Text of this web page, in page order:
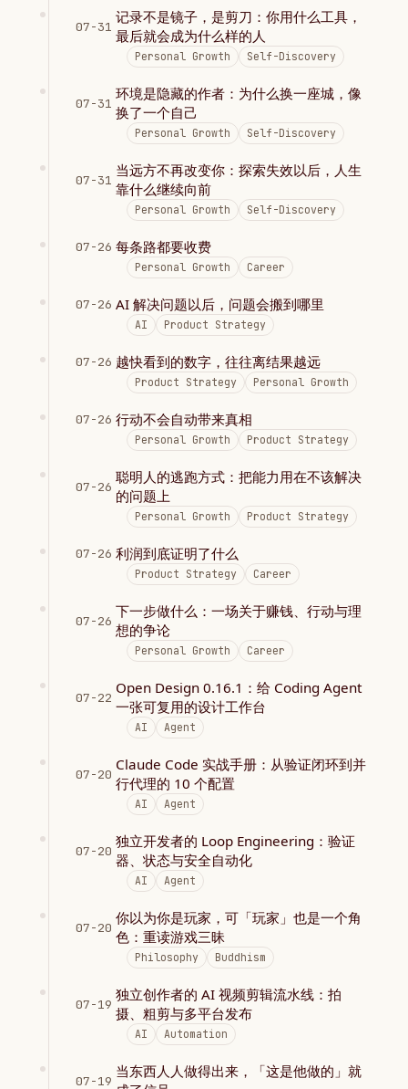
07-31
记录不是镜子，是剪刀：你用什么工具，
最后就会成为什么样的人
Personal Growth Self-Discovery
07-31
环境是隐藏的作者：为什么换一座城，像
换了一个自己
Personal Growth Self-Discovery
07-31
当远方不再改变你：探索失效以后，人生
靠什么继续向前
Personal Growth Self-Discovery
07-26 每条路都要收费
Personal Growth Career
07-26 AI 解决问题以后，问题会搬到哪里
AI Product Strategy
07-26 越快看到的数字，往往离结果越远
Product Strategy Personal Growth
07-26 行动不会自动带来真相
Personal Growth Product Strategy
07-26
聪明人的逃跑方式：把能力用在不该解决
的问题上
Personal Growth Product Strategy
07-26 利润到底证明了什么
Product Strategy Career
07-26
下一步做什么：一场关于赚钱、行动与理
想的争论
Personal Growth Career
07-22
Open Design 0.16.1：给 Coding Agent
一张可复用的设计工作台
AI Agent
07-20
Claude Code 实战手册：从验证闭环到并
行代理的 10 个配置
AI Agent
07-20
独立开发者的 Loop Engineering：验证
器、状态与安全自动化
AI Agent
07-20
你以为你是玩家，可「玩家」也是一个角
色：重读游戏三昧
Philosophy Buddhism
07-19
独立创作者的 AI 视频剪辑流水线：拍
摄、粗剪与多平台发布
AI Automation
07-19
当东西人人做得出来，「这是他做的」就